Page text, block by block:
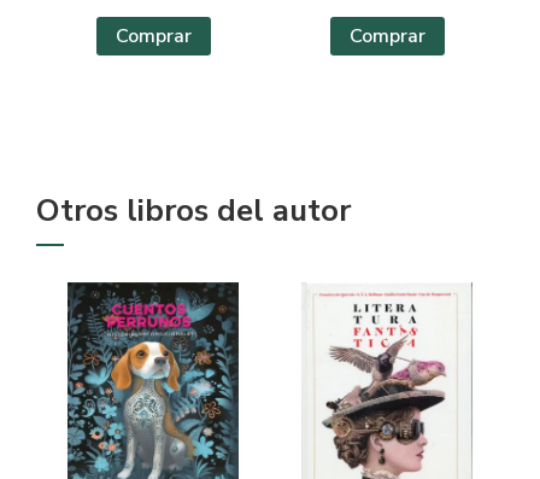
Comprar Comprar
Otros libros del autor